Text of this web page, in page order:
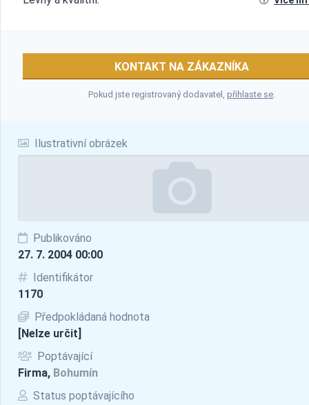
Ilustrativní obrázek
Publikováno
27. 7. 2004 00:00
Identifikátor
1170
Předpokládaná hodnota
[Nelze určit]
Poptávající
Firma, Bohumín
Status poptávajícího
KONTAKT NA ZÁKAZNÍKA
Pokud jste registrovaný dodavatel, přihlaste se.